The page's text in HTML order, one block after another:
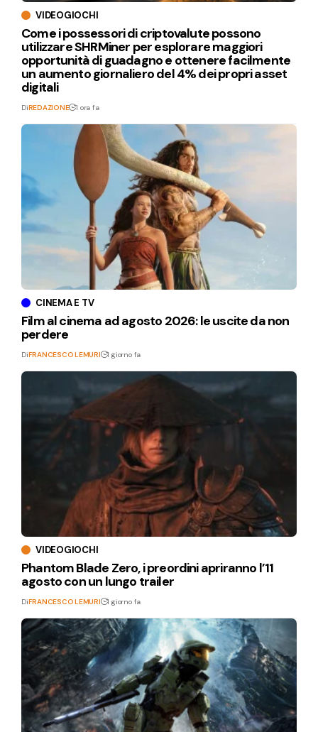
VIDEOGIOCHI
Come i possessori di criptovalute possono
utilizzare SHRMiner per esplorare maggiori
opportunità di guadagno e ottenere facilmente
un aumento giornaliero del 4% dei propri asset
digitali
DiREDAZIONE 1 ora fa
CINEMA E TV
Film al cinema ad agosto 2026: le uscite da non
perdere
DiFRANCESCO LEMURI 1 giorno fa
VIDEOGIOCHI
Phantom Blade Zero, i preordini apriranno l’11
agosto con un lungo trailer
DiFRANCESCO LEMURI 1 giorno fa